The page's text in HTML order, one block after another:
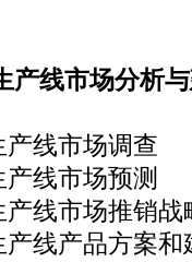
产线市场分析
线市场调查
线市场预测
线市场推销战
线产品方案和